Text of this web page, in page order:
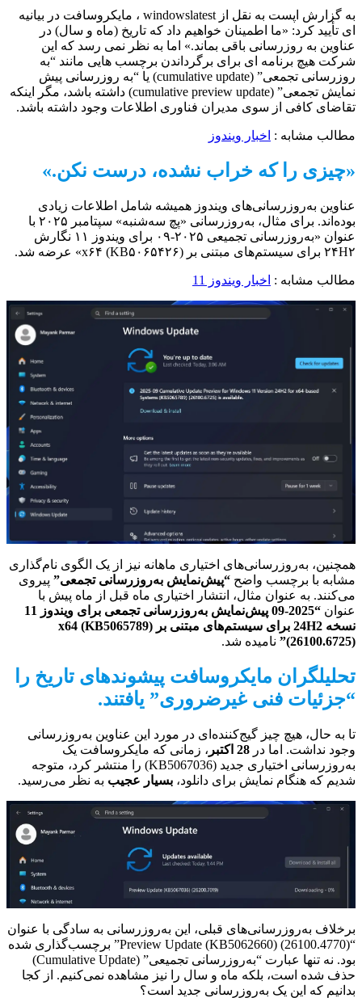
به گزارش اپست به نقل از windowslatest ، مایکروسافت در بیانیه
ای تأیید کرد: «ما اطمینان خواهیم داد که تاریخ (ماه و سال) در
عناوین به روزرسانی باقی بماند.» اما به نظر نمی رسد که این
شرکت هیچ برنامه ای برای برگرداندن برچسب هایی مانند “به
روزرسانی تجمعی” (cumulative update) یا “به روزرسانی پیش
نمایش تجمعی” (cumulative preview update) داشته باشد، مگر اینکه
تقاضای کافی از سوی مدیران فناوری اطلاعات وجود داشته باشد.
مطالب مشابه : اخبار ویندوز
«چیزی را که خراب نشده، درست نکن.»
عناوین به‌روزرسانی‌های ویندوز همیشه شامل اطلاعات زیادی
بوده‌اند. برای مثال، به‌روزرسانی «پچ سه‌شنبه» سپتامبر ۲۰۲۵ با
عنوان «به‌روزرسانی تجمیعی ۲۰۲۵-۰۹ برای ویندوز ۱۱ نگارش
۲۴H۲ برای سیستم‌های مبتنی بر x۶۴ (KB۵۰۶۵۴۲۶)» عرضه شد.
مطالب مشابه : اخبار ویندوز 11
همچنین، به‌روزرسانی‌های اختیاری ماهانه نیز از یک الگوی نام‌گذاری
مشابه با برچسب واضح “پیش‌نمایش به‌روزرسانی تجمعی” پیروی
می‌کنند. به عنوان مثال، انتشار اختیاری ماه قبل از ماه پیش با
عنوان
“2025-09 پیش‌نمایش به‌روزرسانی تجمعی برای ویندوز 11
نسخه 24H2 برای سیستم‌های مبتنی بر x64 (KB5065789)
(26100.6725)”
نامیده شد.
تحلیلگران مایکروسافت پیشوندهای تاریخ را
“جزئیات فنی غیرضروری” یافتند.
تا به حال، هیچ چیز گیج‌کننده‌ای در مورد این عناوین به‌روزرسانی
وجود نداشت. اما در 28 اکتبر
، زمانی که مایکروسافت یک
به‌روزرسانی اختیاری جدید (KB5067036) را منتشر کرد، متوجه
شدیم که هنگام نمایش برای دانلود، بسیار عجیب به نظر می‌رسید.
برخلاف به‌روزرسانی‌های قبلی، این به‌روزرسانی به سادگی با عنوان
“Preview Update (KB5062660) (26100.4770)” برچسب‌گذاری شده
بود. نه تنها عبارت “به‌روزرسانی تجمیعی” (Cumulative Update)
حذف شده است، بلکه ماه و سال را نیز مشاهده نمی‌کنیم. از کجا
بدانیم که این یک به‌روزرسانی جدید است؟